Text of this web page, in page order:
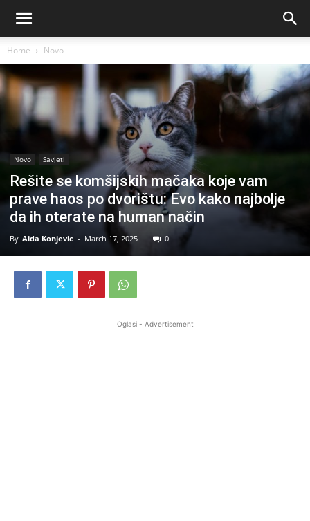
Home Novo
Novo Savjeti
Rešite se komšijskih mačaka koje vam
prave haos po dvorištu: Evo kako najbolje
da ih oterate na human način
By Aida Konjevic - March 17, 2025 0
Oglasi - Advertisement